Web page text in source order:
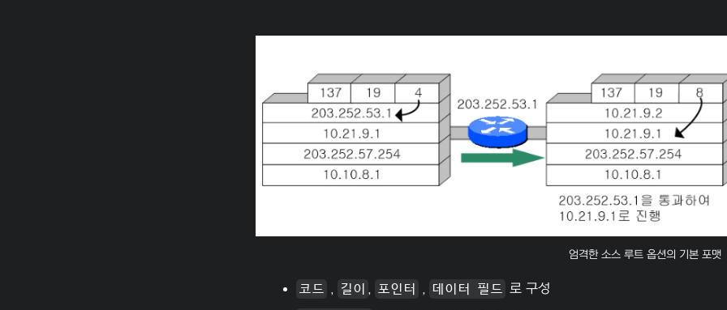
엄격한 소스 루트 옵션의 기본 포맷
코드 , 길이 , 포인터 , 데이터 필드 로 구성